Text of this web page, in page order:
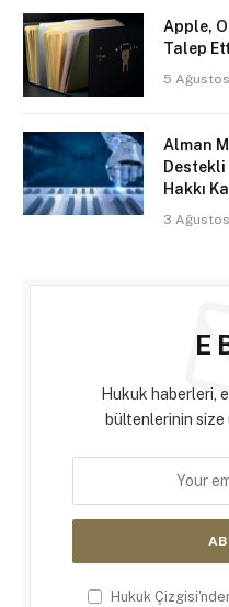
Apple,
Talep
5
Alman
Hakkı
3
E
Hukuk haberleri,
bültenlerinin size
Hukuk